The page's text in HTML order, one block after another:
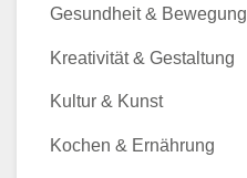
Gesundheit & Bewegung
Kreativität & Gestaltung
Kultur & Kunst
Kochen & Ernährung